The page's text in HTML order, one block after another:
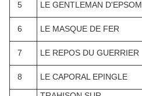
5
LE GENTLEMAN D'EPSOM
6
LE MASQUE DE FER
7
LE REPOS DU GUERRIER
8
LE CAPORAL EPINGLE